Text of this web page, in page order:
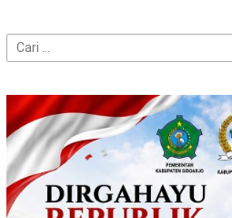
Cari
untuk: